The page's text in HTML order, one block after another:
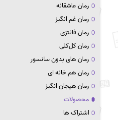
رمان عاشقانه
رمان غم انگیز
رمان فانتزی
رمان کل‌کلی
رمان های بدون سانسور
رمان هم خانه ای
رمان هیجان انگیز
محصولات
اشتراک ها